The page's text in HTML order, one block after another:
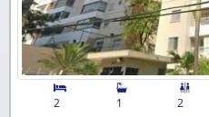
2 1

2